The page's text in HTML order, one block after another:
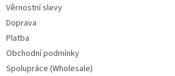
Věrnostní slevy
Doprava
Platba
Obchodní podmínky
Spolupráce (Wholesale)